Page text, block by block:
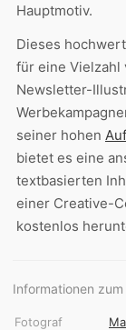
Hauptmotiv.
Dieses
für eine Vielzahl
Newsletter-
seiner hohen
bietet es eine
textbasierten
einer Creative-
kostenlos
Informationen
Fotograf